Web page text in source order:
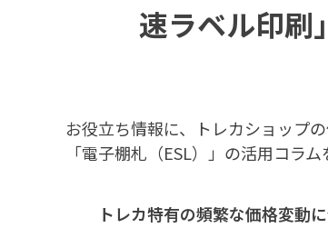
速ラベル印刷
お役立ち情報に、トレカショップ
「電子棚札（ESL）」の活用コラム
トレカ特有の頻繁な価格変動